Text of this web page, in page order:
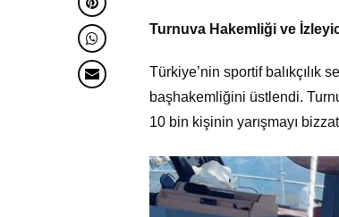
Turnuva Hakemliği ve İzleyici
Türkiye’nin sportif balıkçılık
başhakemliğini üstlendi.
10 bin kişinin yarışmayı